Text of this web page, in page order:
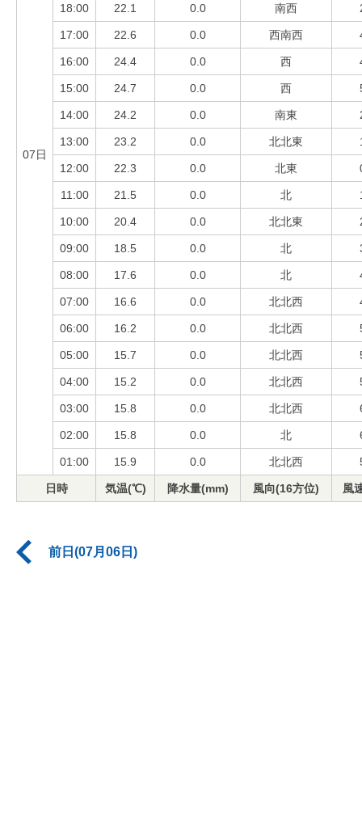
07日
18:00 22.1 0.0 南西
17:00 22.6 0.0 西南西
16:00 24.4 0.0 西
15:00 24.7 0.0 西
14:00 24.2 0.0 南東
13:00 23.2 0.0 北北東
12:00 22.3 0.0 北東
11:00 21.5 0.0 北
10:00 20.4 0.0 北北東
09:00 18.5 0.0 北
08:00 17.6 0.0 北
07:00 16.6 0.0 北北西
06:00 16.2 0.0 北北西
05:00 15.7 0.0 北北西
04:00 15.2 0.0 北北西
03:00 15.8 0.0 北北西
02:00 15.8 0.0 北
01:00 15.9 0.0 北北西
日時 気温(℃) 降水量(mm) 風向(16方位) 風
前日(07月06日)